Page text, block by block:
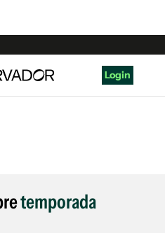
Login
temporada